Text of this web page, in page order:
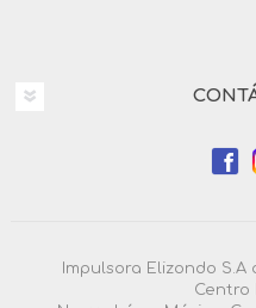
Impulsora Elizondo S.A
Centro